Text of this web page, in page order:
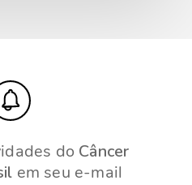
do Câncer
em seu e-mail